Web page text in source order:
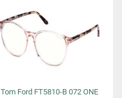
Tom Ford FT5810-B 072 ONE